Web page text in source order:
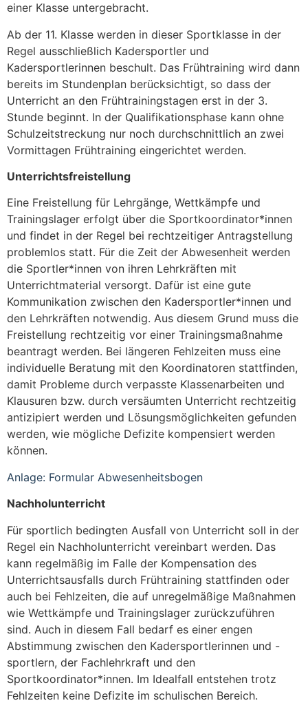
einer Klasse untergebracht.
Ab der 11. Klasse werden in dieser Sportklasse in der
Regel ausschließlich Kadersportler und
Kadersportlerinnen beschult. Das Frühtraining wird dann
bereits im Stundenplan berücksichtigt, so dass der
Unterricht an den Frühtrainingstagen erst in der 3.
Stunde beginnt. In der Qualifikationsphase kann ohne
Schulzeitstreckung nur noch durchschnittlich an zwei
Vormittagen Frühtraining eingerichtet werden.
Unterrichtsfreistellung
Eine Freistellung für Lehrgänge, Wettkämpfe und
Trainingslager erfolgt über die Sportkoordinator*innen
und findet in der Regel bei rechtzeitiger Antragstellung
problemlos statt. Für die Zeit der Abwesenheit werden
die Sportler*innen von ihren Lehrkräften mit
Unterrichtmaterial versorgt. Dafür ist eine gute
Kommunikation zwischen den Kadersportler*innen und
den Lehrkräften notwendig. Aus diesem Grund muss die
Freistellung rechtzeitig vor einer Trainingsmaßnahme
beantragt werden. Bei längeren Fehlzeiten muss eine
individuelle Beratung mit den Koordinatoren stattfinden,
damit Probleme durch verpasste Klassenarbeiten und
Klausuren bzw. durch versäumten Unterricht rechtzeitig
antizipiert werden und Lösungsmöglichkeiten gefunden
werden, wie mögliche Defizite kompensiert werden
können.
Anlage: Formular Abwesenheitsbogen
Nachholunterricht
Für sportlich bedingten Ausfall von Unterricht soll in der
Regel ein Nachholunterricht vereinbart werden. Das
kann regelmäßig im Falle der Kompensation des
Unterrichtsausfalls durch Frühtraining stattfinden oder
auch bei Fehlzeiten, die auf unregelmäßige Maßnahmen
wie Wettkämpfe und Trainingslager zurückzuführen
sind. Auch in diesem Fall bedarf es einer engen
Abstimmung zwischen den Kadersportlerinnen und -
sportlern, der Fachlehrkraft und den
Sportkoordinator*innen. Im Idealfall entstehen trotz
Fehlzeiten keine Defizite im schulischen Bereich.